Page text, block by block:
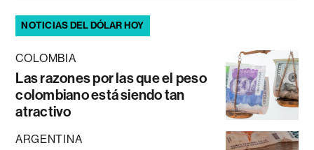
NOTICIAS DEL DÓLAR HOY
COLOMBIA
Las razones por las que el peso
colombiano está siendo tan
atractivo
ARGENTINA